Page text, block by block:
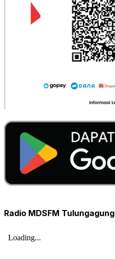
Radio MDSFM Tulungagung